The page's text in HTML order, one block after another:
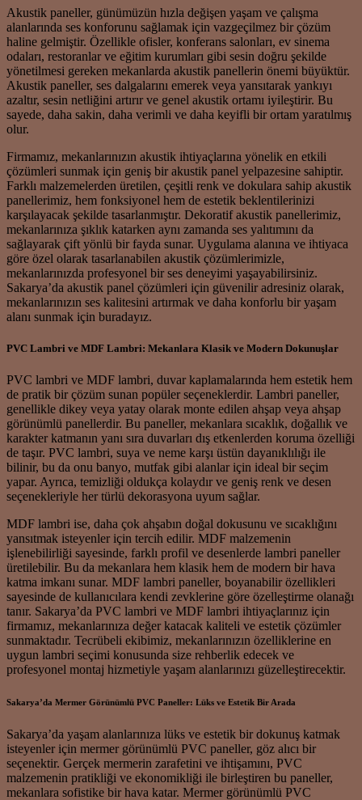
Akustik paneller, günümüzün hızla değişen yaşam ve çalışma
alanlarında ses konforunu sağlamak için vazgeçilmez bir çözüm
haline gelmiştir. Özellikle ofisler, konferans salonları, ev sinema
odaları, restoranlar ve eğitim kurumları gibi sesin doğru şekilde
yönetilmesi gereken mekanlarda akustik panellerin önemi büyüktür.
Akustik paneller, ses dalgalarını emerek veya yansıtarak yankıyı
azaltır, sesin netliğini artırır ve genel akustik ortamı iyileştirir. Bu
sayede, daha sakin, daha verimli ve daha keyifli bir ortam yaratılmış
olur.
Firmamız, mekanlarınızın akustik ihtiyaçlarına yönelik en etkili
çözümleri sunmak için geniş bir akustik panel yelpazesine sahiptir.
Farklı malzemelerden üretilen, çeşitli renk ve dokulara sahip akustik
panellerimiz, hem fonksiyonel hem de estetik beklentilerinizi
karşılayacak şekilde tasarlanmıştır. Dekoratif akustik panellerimiz,
mekanlarınıza şıklık katarken aynı zamanda ses yalıtımını da
sağlayarak çift yönlü bir fayda sunar. Uygulama alanına ve ihtiyaca
göre özel olarak tasarlanabilen akustik çözümlerimizle,
mekanlarınızda profesyonel bir ses deneyimi yaşayabilirsiniz.
Sakarya’da akustik panel çözümleri için güvenilir adresiniz olarak,
mekanlarınızın ses kalitesini artırmak ve daha konforlu bir yaşam
alanı sunmak için buradayız.
PVC Lambri ve MDF Lambri: Mekanlara Klasik ve Modern Dokunuşlar
PVC lambri ve MDF lambri, duvar kaplamalarında hem estetik hem
de pratik bir çözüm sunan popüler seçeneklerdir. Lambri paneller,
genellikle dikey veya yatay olarak monte edilen ahşap veya ahşap
görünümlü panellerdir. Bu paneller, mekanlara sıcaklık, doğallık ve
karakter katmanın yanı sıra duvarları dış etkenlerden koruma özelliği
de taşır. PVC lambri, suya ve neme karşı üstün dayanıklılığı ile
bilinir, bu da onu banyo, mutfak gibi alanlar için ideal bir seçim
yapar. Ayrıca, temizliği oldukça kolaydır ve geniş renk ve desen
seçenekleriyle her türlü dekorasyona uyum sağlar.
MDF lambri ise, daha çok ahşabın doğal dokusunu ve sıcaklığını
yansıtmak isteyenler için tercih edilir. MDF malzemenin
işlenebilirliği sayesinde, farklı profil ve desenlerde lambri paneller
üretilebilir. Bu da mekanlara hem klasik hem de modern bir hava
katma imkanı sunar. MDF lambri paneller, boyanabilir özellikleri
sayesinde de kullanıcılara kendi zevklerine göre özelleştirme olanağı
tanır. Sakarya’da PVC lambri ve MDF lambri ihtiyaçlarınız için
firmamız, mekanlarınıza değer katacak kaliteli ve estetik çözümler
sunmaktadır. Tecrübeli ekibimiz, mekanlarınızın özelliklerine en
uygun lambri seçimi konusunda size rehberlik edecek ve
profesyonel montaj hizmetiyle yaşam alanlarınızı güzelleştirecektir.
Sakarya’da Mermer Görünümlü PVC Paneller: Lüks ve Estetik Bir Arada
Sakarya’da yaşam alanlarınıza lüks ve estetik bir dokunuş katmak
isteyenler için mermer görünümlü PVC paneller, göz alıcı bir
seçenektir. Gerçek mermerin zarafetini ve ihtişamını, PVC
malzemenin pratikliği ve ekonomikliği ile birleştiren bu paneller,
mekanlara sofistike bir hava katar. Mermer görünümlü PVC